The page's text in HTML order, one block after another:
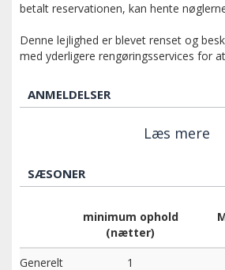
betalt reservationen, kan hente
Denne lejlighed er blevet renset og
med yderligere rengøringsservices for
ANMELDELSER
Læs mere
SÆSONER
minimum ophold
(nætter)
Generelt
1